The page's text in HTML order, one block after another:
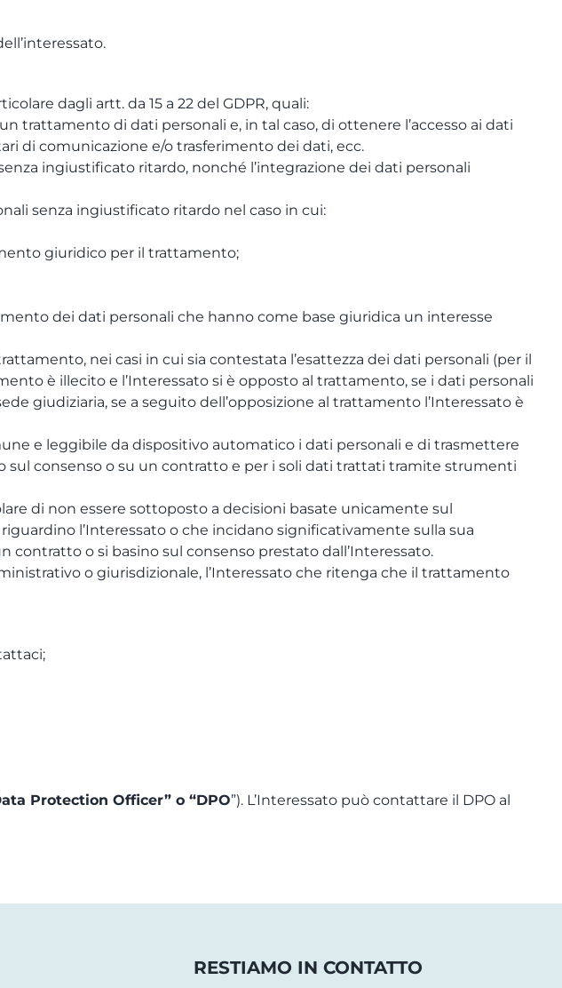
dagli artt. da 15 a 22 del GDPR, quali:
trattamento di dati personali e, in tal caso, di ottenere l’accesso ai dati
di comunicazione e/o trasferimento dei dati, ecc.
ingiustificato ritardo, nonché l’integrazione dei dati personali
senza ingiustificato ritardo nel caso in cui:
giuridico per il trattamento;
dei dati personali che hanno come base giuridica un interesse
nei casi in cui sia contestata l’esattezza dei dati personali (per il
è illecito e l’Interessato si è opposto al trattamento, se i dati personali
giudiziaria, se a seguito dell’opposizione al trattamento l’Interessato è
e leggibile da dispositivo automatico i dati personali e di trasmettere
consenso o su un contratto e per i soli dati trattati tramite strumenti
di non essere sottoposto a decisioni basate unicamente sul
l’Interessato o che incidano significativamente sulla sua
contratto o si basino sul consenso prestato dall’Interessato.
o giurisdizionale, l’Interessato che ritenga che il trattamento
Protection Officer” o “DPO”). L’Interessato può contattare il DPO al
RESTIAMO IN CONTATTO